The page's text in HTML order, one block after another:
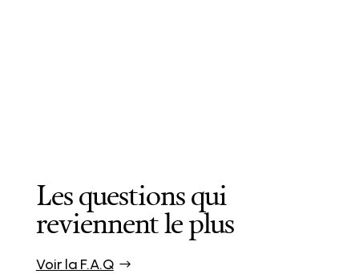
Les questions qui
reviennent le plus
Voir la F.A.Q